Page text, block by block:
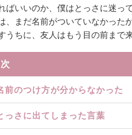
ばいいのか、僕はとっさに迷っ
、まだ名前がついていなかった
うちに、友人はもう目の前まで
前のつけ方が分からなかった
っさに出てしまった言葉